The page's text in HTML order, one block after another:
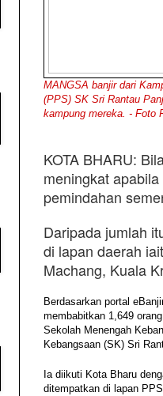
MANGSA banjir dari
(PPS) SK Sri Rantau
kampung mereka. - Foto
KOTA BHARU:
meningkat
pemindahan
Daripada jumlah
di lapan daerah
Machang, Kuala
Berdasarkan portal
membabitkan 1,649
Sekolah Menengah
Kebangsaan (SK) Sri
Ia diikuti Kota Bharu
ditempatkan di lapan